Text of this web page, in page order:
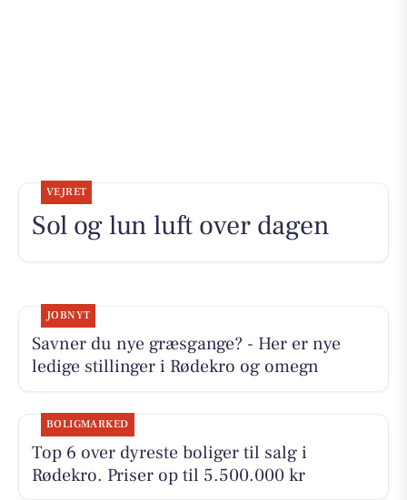
VEJRET
Sol og lun luft over dagen
JOBNYT
Savner du nye græsgange? - Her er nye
ledige stillinger i Rødekro og omegn
BOLIGMARKED
Top 6 over dyreste boliger til salg i
Rødekro. Priser op til 5.500.000 kr